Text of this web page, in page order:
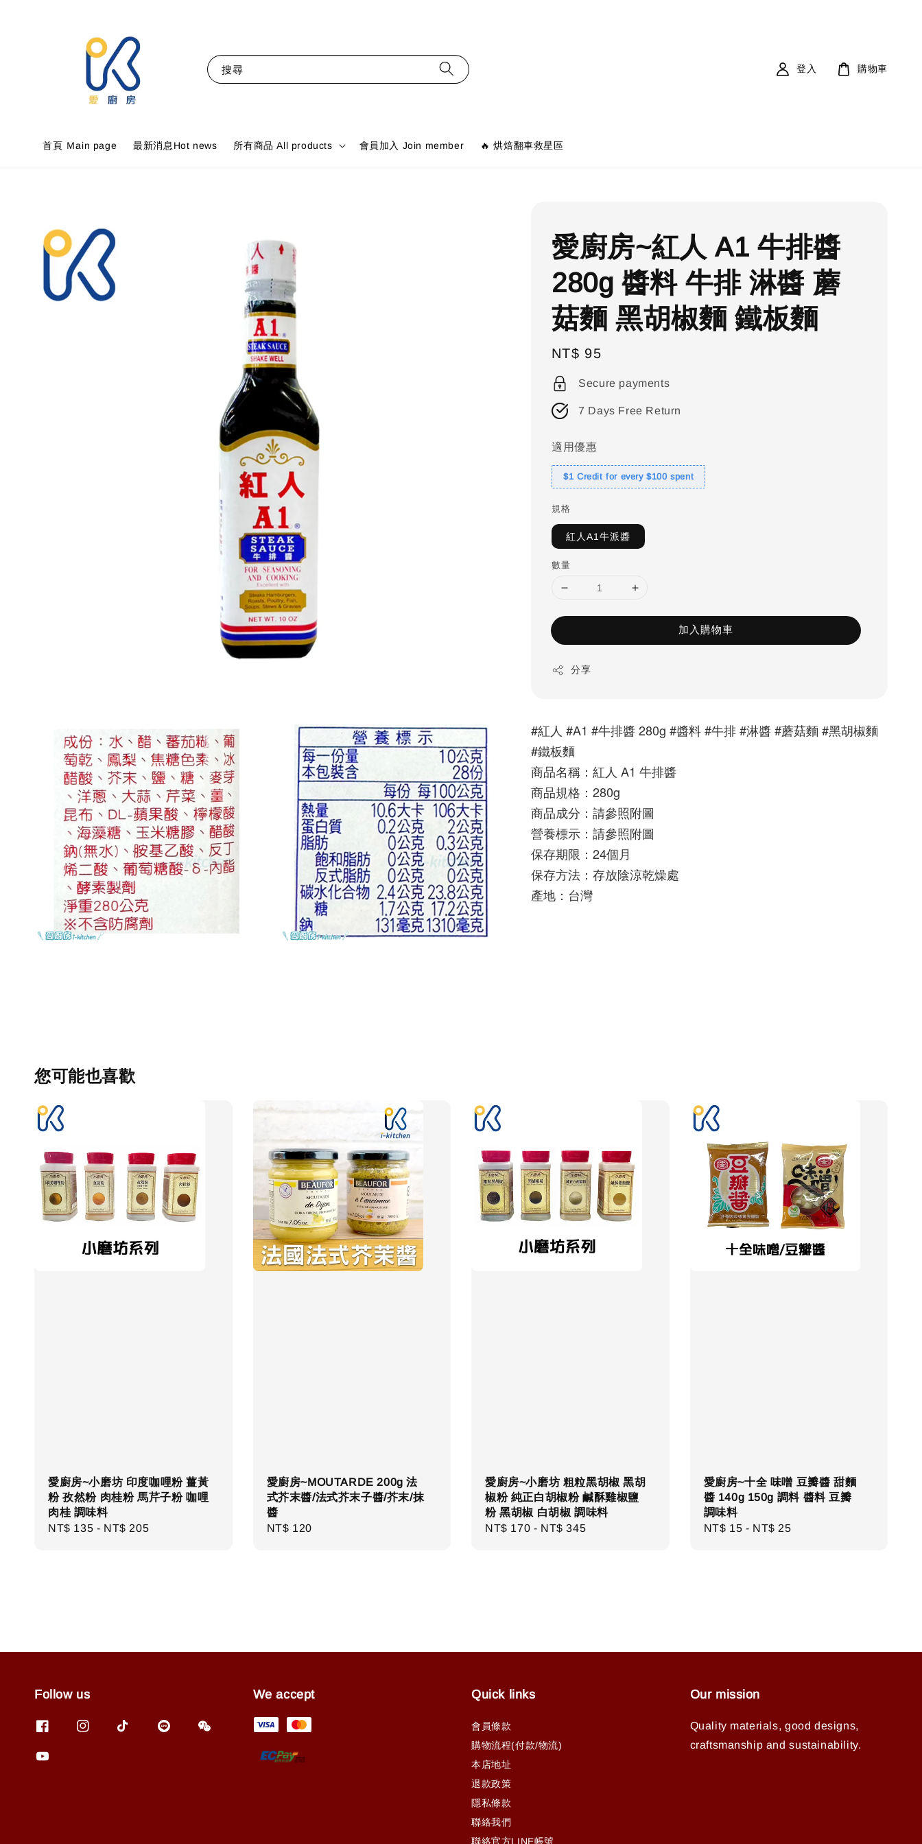
搜尋
首頁 Ｍain page 最新消息Hot news 所有商品 All products 會員加入 Join member 🔥 烘焙翻車救星區
登入 購物車
愛廚房~紅人 A1 牛排醬
280g 醬料 牛排 淋醬 蘑
菇麵 黑胡椒麵 鐵板麵
Regular
price
NT$ 95
Secure payments
7 Days Free Return
適用優惠
$1 Credit for every $100 spent
規格
紅人A1牛派醬
數量
加入購物車
分享
#紅人 #A1 #牛排醬 280g #醬料 #牛排 #淋醬 #蘑菇麵 #黑胡椒麵
#鐵板麵
商品名稱：紅人 A1 牛排醬
商品規格：280g
商品成分：請參照附圖
營養標示：請參照附圖
保存期限：24個月
保存方法：存放陰涼乾燥處
產地：台灣
您可能也喜歡
愛廚房~小磨坊 印度咖哩粉 薑黃
粉 孜然粉 肉桂粉 馬芹子粉 咖哩
肉桂 調味料
Regular
NT$ 135 - NT$ 205
愛廚房~MOUTARDE 200g 法
式芥末醬/法式芥末子醬/芥末/抹
醬
Regular
NT$ 120
愛廚房~小磨坊 粗粒黑胡椒 黑胡
椒粉 純正白胡椒粉 鹹酥雞椒鹽
粉 黑胡椒 白胡椒 調味料
Regular
NT$ 170 - NT$ 345
愛廚房~十全 味噌 豆瓣醬 甜麵
醬 140g 150g 調料 醬料 豆瓣
調味料
Regular
NT$ 15 - NT$ 25
Follow us We accept Quick links
會員條款
購物流程(付款/物流)
本店地址
退款政策
隱私條款
聯絡我們
聯絡官方LINE帳號
Our mission
Quality materials, good designs,
craftsmanship and sustainability.